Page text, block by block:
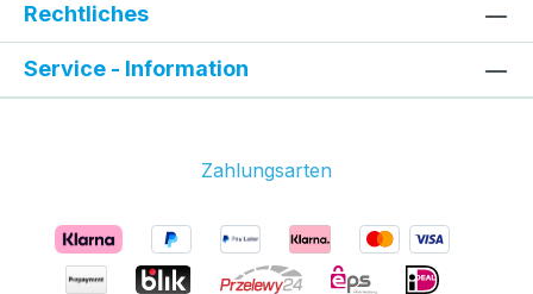
Rechtliches
Service - Information
Zahlungsarten